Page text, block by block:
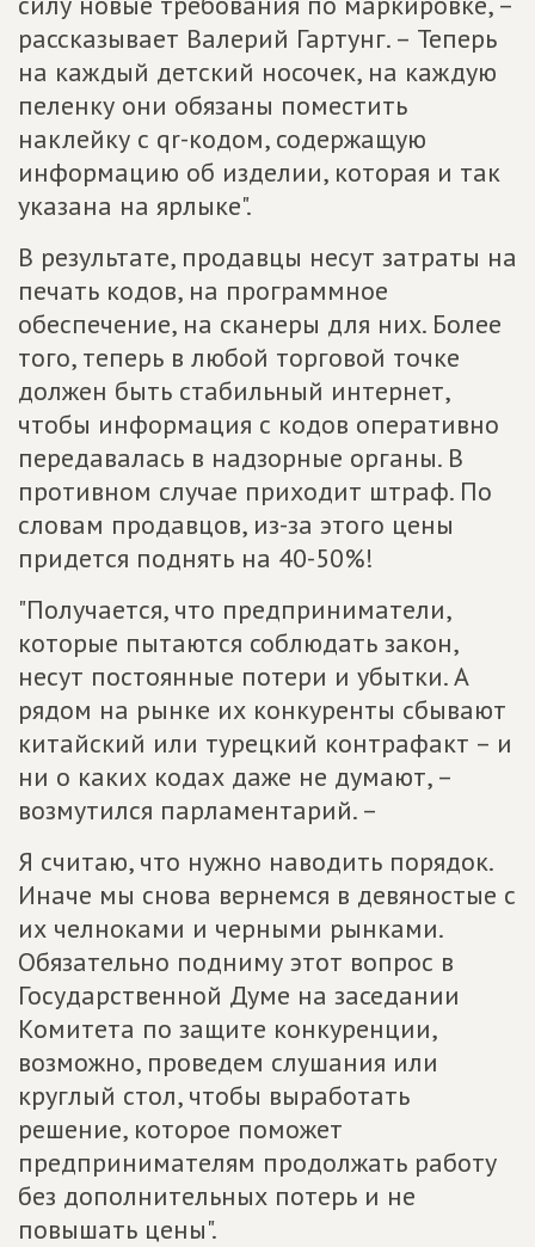
рассказывает Валерий Гартунг. – Теперь
на каждый детский носочек, на каждую
пеленку они обязаны поместить
наклейку с qr-кодом, содержащую
информацию об изделии, которая и так
указана на ярлыке".
В результате, продавцы несут затраты на
печать кодов, на программное
обеспечение, на сканеры для них. Более
того, теперь в любой торговой точке
должен быть стабильный интернет,
чтобы информация с кодов оперативно
передавалась в надзорные органы. В
противном случае приходит штраф. По
словам продавцов, из-за этого цены
придется поднять на 40-50%!
"Получается, что предприниматели,
которые пытаются соблюдать закон,
несут постоянные потери и убытки. А
рядом на рынке их конкуренты сбывают
китайский или турецкий контрафакт – и
ни о каких кодах даже не думают, –
возмутился парламентарий. –
Я считаю, что нужно наводить порядок.
Иначе мы снова вернемся в девяностые с
их челноками и черными рынками.
Обязательно подниму этот вопрос в
Государственной Думе на заседании
Комитета по защите конкуренции,
возможно, проведем слушания или
круглый стол, чтобы выработать
решение, которое поможет
предпринимателям продолжать работу
без дополнительных потерь и не
повышать цены".